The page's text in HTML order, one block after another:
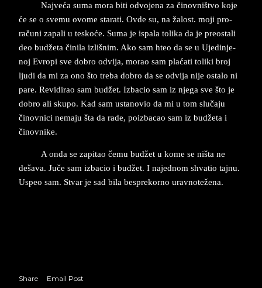
Naj­veća suma mora biti odvo­je­na za činov­ništvo koje
će se o sve­mu ovo­me sta­ra­ti. Ovde su, na žalost. moji pro­
računi za­pa­li u te­skoće. Suma je is­pa­la to­li­ka da je pre­o­stali
deo budžeta čini­la izlišnim. Ako sam hteo da se u Uje­din­je­
noj Evro­pi sve do­bro od­vi­ja, mo­rao sam plaćati to­li­ki broj
lju­di da mi za ono što tre­ba do­bro da se od­vi­ja nije osta­lo ni
pare. Re­vi­di­rao sam budžet. Iz­ba­cio sam iz nje­ga sve što je
do­bro ali sku­po. Kad sam usta­no­vio da mi u tom slučaju
činov­ni­ci ne­ma­ju šta da rade, po­iz­ba­cao sam iz budžeta i
činov­ni­ke.
A onda se za­pi­tao čemu budžet u kome se ništa ne
dešava. Juče sam iz­ba­cio i budžet. I na­jed­nom shva­tio taj­nu.
Uspeo sam. Stvar je sad bila bes­pre­kor­no urav­no­težena.
Share Email Post